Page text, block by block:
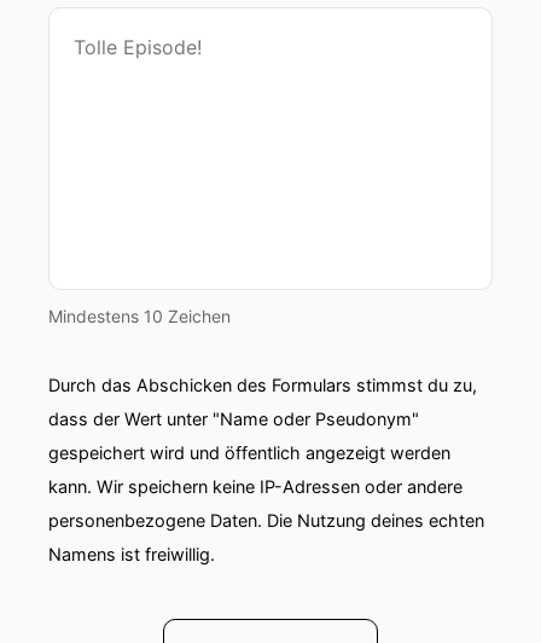
Mindestens 10 Zeichen
Durch das Abschicken des Formulars stimmst du zu,
dass der Wert unter "Name oder Pseudonym"
gespeichert wird und öffentlich angezeigt werden
kann. Wir speichern keine IP-Adressen oder andere
personenbezogene Daten. Die Nutzung deines echten
Namens ist freiwillig.